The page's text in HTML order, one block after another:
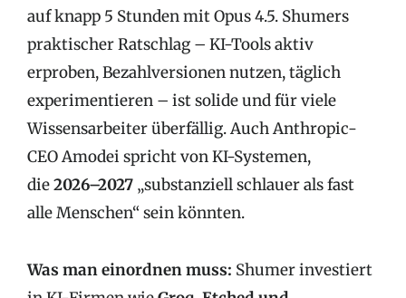
auf knapp 5 Stunden mit Opus 4.5. Shumers
praktischer Ratschlag – KI-Tools aktiv
erproben, Bezahlversionen nutzen, täglich
experimentieren – ist solide und für viele
Wissensarbeiter überfällig. Auch Anthropic-
CEO Amodei spricht von KI-Systemen,
die2026–2027 „substanziell schlauer als fast
alle Menschen“ sein könnten.
Was man einordnen muss: Shumer investiert